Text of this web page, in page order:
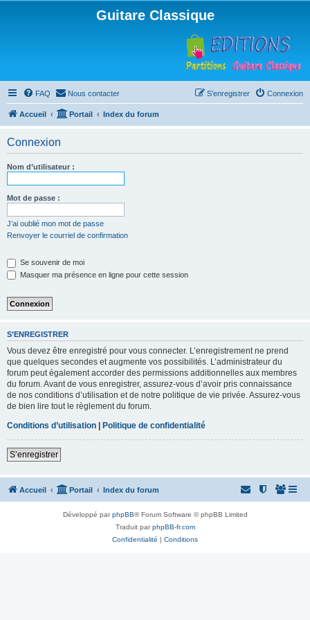
Guitare Classique
FAQ Nous contacter Connexion
S’enregistrer
Accueil Portail Index du forum
Connexion
Nom d’utilisateur :
Mot de passe :
J’ai oublié mon mot de passe
Renvoyer le courriel de confirmation
Se souvenir de moi
Masquer ma présence en ligne pour cette session
S’ENREGISTRER
Vous devez être enregistré pour vous connecter. L’enregistrement ne prend
que quelques secondes et augmente vos possibilités. L’administrateur du
forum peut également accorder des permissions additionnelles aux membres
du forum. Avant de vous enregistrer, assurez-vous d’avoir pris connaissance
de nos conditions d’utilisation et de notre politique de vie privée. Assurez-vous
de bien lire tout le règlement du forum.
Conditions d’utilisation | Politique de confidentialité
S’enregistrer
Accueil Portail Index du forum
Développé parphpBB® Forum Software © phpBB Limited
Traduit parphpBB-fr.com
Confidentialité | Conditions